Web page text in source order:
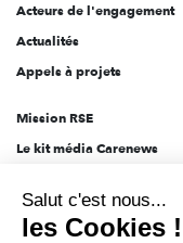
Acteurs de l'engagement
Actualités
Appels à projets
Mission RSE
Le kit média Carenews
AEF info
Novethic
Salut c'est nous...
les Cookies !